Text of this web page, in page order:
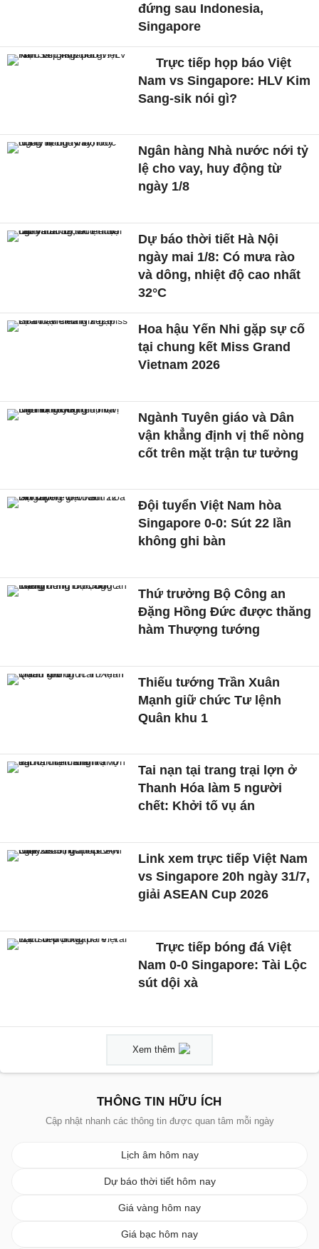
đứng sau Indonesia,
Singapore
Trực tiếp họp báo Việt
Nam vs Singapore: HLV Kim
Sang-sik nói gì?
Ngân hàng Nhà nước nới tỷ
lệ cho vay, huy động từ
ngày 1/8
Dự báo thời tiết Hà Nội
ngày mai 1/8: Có mưa rào
và dông, nhiệt độ cao nhất
32°C
Hoa hậu Yến Nhi gặp sự cố
tại chung kết Miss Grand
Vietnam 2026
Ngành Tuyên giáo và Dân
vận khẳng định vị thế nòng
cốt trên mặt trận tư tưởng
Đội tuyển Việt Nam hòa
Singapore 0-0: Sút 22 lần
không ghi bàn
Thứ trưởng Bộ Công an
Đặng Hồng Đức được thăng
hàm Thượng tướng
Thiếu tướng Trần Xuân
Mạnh giữ chức Tư lệnh
Quân khu 1
Tai nạn tại trang trại lợn ở
Thanh Hóa làm 5 người
chết: Khởi tố vụ án
Link xem trực tiếp Việt Nam
vs Singapore 20h ngày 31/7,
giải ASEAN Cup 2026
Trực tiếp bóng đá Việt
Nam 0-0 Singapore: Tài Lộc
sút dội xà
Xem thêm
THÔNG TIN HỮU ÍCH
Cập nhật nhanh các thông tin được quan tâm mỗi ngày
Lịch âm hôm nay
Dự báo thời tiết hôm nay
Giá vàng hôm nay
Giá bạc hôm nay